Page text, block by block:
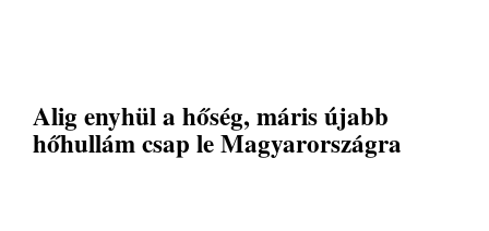
Alig enyhül a hőség, máris újabb
hőhullám csap le Magyarországra